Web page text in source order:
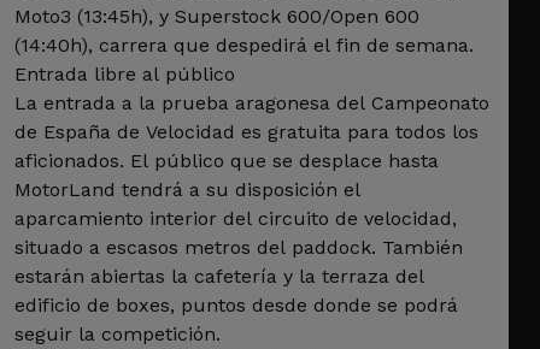
Moto3 (13:45h), y Superstock 600/Open 600
(14:40h), carrera que despedirá el fin de semana.
Entrada libre al público
La entrada a la prueba aragonesa del Campeonato
de España de Velocidad es gratuita para todos los
aficionados. El público que se desplace hasta
MotorLand tendrá a su disposición el
aparcamiento interior del circuito de velocidad,
situado a escasos metros del paddock. También
estarán abiertas la cafetería y la terraza del
edificio de boxes, puntos desde donde se podrá
seguir la competición.